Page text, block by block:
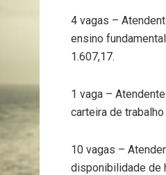
4 vagas –
ensino
1.607,17.
1 vaga –
carteira de
10 vagas –
disponibilidade de